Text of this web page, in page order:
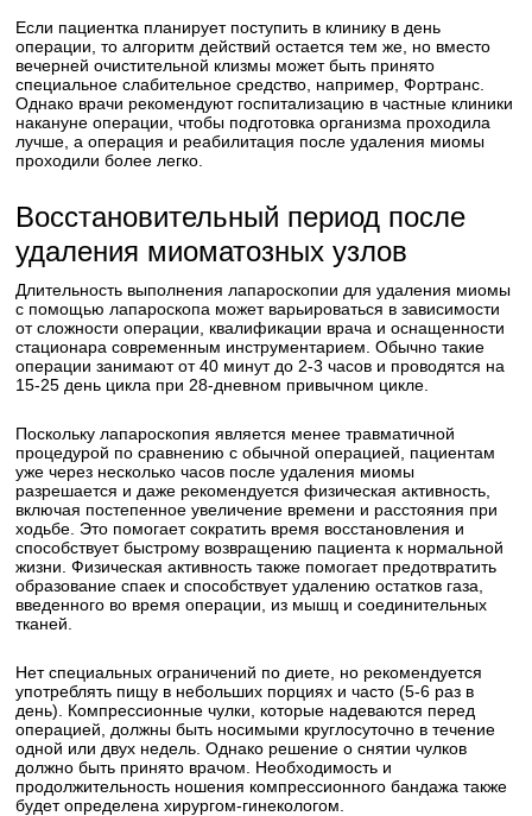
Если пациентка планирует поступить в клинику в день
операции, то алгоритм действий остается тем же, но вместо
вечерней очистительной клизмы может быть принято
специальное слабительное средство, например, Фортранс.
Однако врачи рекомендуют госпитализацию в частные клиники
накануне операции, чтобы подготовка организма проходила
лучше, а операция и реабилитация после удаления миомы
проходили более легко.
Восстановительный период после
удаления миоматозных узлов
Длительность выполнения лапароскопии для удаления миомы
с помощью лапароскопа может варьироваться в зависимости
от сложности операции, квалификации врача и оснащенности
стационара современным инструментарием. Обычно такие
операции занимают от 40 минут до 2-3 часов и проводятся на
15-25 день цикла при 28-дневном привычном цикле.
Поскольку лапароскопия является менее травматичной
процедурой по сравнению с обычной операцией, пациентам
уже через несколько часов после удаления миомы
разрешается и даже рекомендуется физическая активность,
включая постепенное увеличение времени и расстояния при
ходьбе. Это помогает сократить время восстановления и
способствует быстрому возвращению пациента к нормальной
жизни. Физическая активность также помогает предотвратить
образование спаек и способствует удалению остатков газа,
введенного во время операции, из мышц и соединительных
тканей.
Нет специальных ограничений по диете, но рекомендуется
употреблять пищу в небольших порциях и часто (5-6 раз в
день). Компрессионные чулки, которые надеваются перед
операцией, должны быть носимыми круглосуточно в течение
одной или двух недель. Однако решение о снятии чулков
должно быть принято врачом. Необходимость и
продолжительность ношения компрессионного бандажа также
будет определена хирургом-гинекологом.